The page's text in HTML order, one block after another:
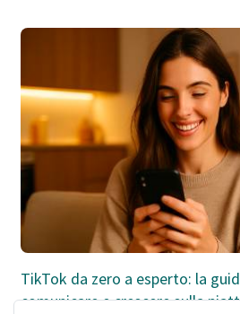
TikTok da zero a esperto: la
comunicare e crescere sulla